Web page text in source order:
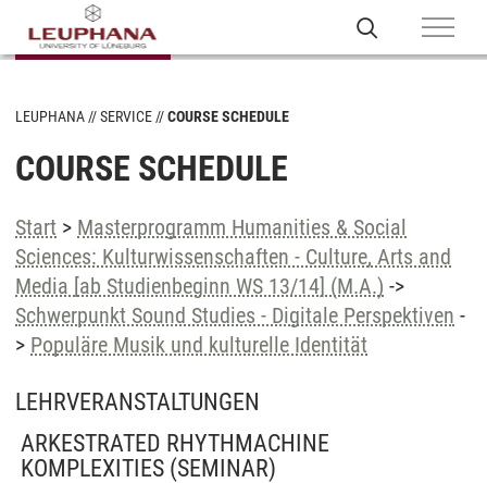
LEUPHANA SERVICE COURSE SCHEDULE
COURSE SCHEDULE
Start > Masterprogramm Humanities & Social
Sciences: Kulturwissenschaften - Culture, Arts and
Media [ab Studienbeginn WS 13/14] (M.A.) ->
Schwerpunkt Sound Studies - Digitale Perspektiven -
> Populäre Musik und kulturelle Identität
LEHRVERANSTALTUNGEN
ARKESTRATED RHYTHMACHINE
KOMPLEXITIES (SEMINAR)